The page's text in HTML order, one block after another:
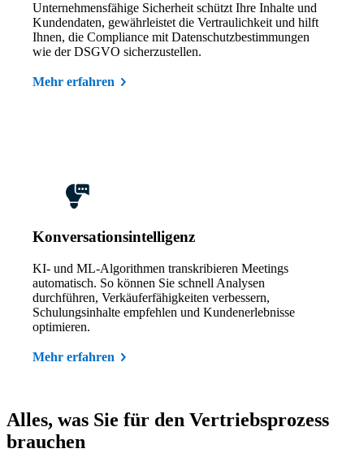
Unternehmensfähige Sicherheit schützt Ihre Inhalte und
Kundendaten, gewährleistet die Vertraulichkeit und hilft
Ihnen, die Compliance mit Datenschutzbestimmungen
wie der DSGVO sicherzustellen.
Mehr erfahren
Konversationsintelligenz
KI- und ML-Algorithmen transkribieren Meetings
automatisch. So können Sie schnell Analysen
durchführen, Verkäuferfähigkeiten verbessern,
Schulungsinhalte empfehlen und Kundenerlebnisse
optimieren.
Mehr erfahren
Alles, was Sie für den Vertriebsprozess
brauchen